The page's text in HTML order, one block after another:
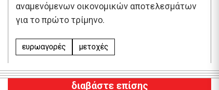
αναμενόμενων οικονομικών αποτελεσμάτων
για το πρώτο τρίμηνο.
ευρωαγορές μετοχές
διαβάστε επίσης